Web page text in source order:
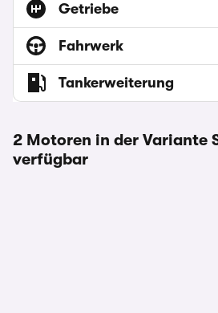
Getriebe
Fahrwerk
Tankerweiterung
2 Motoren in der Variante S
verfügbar